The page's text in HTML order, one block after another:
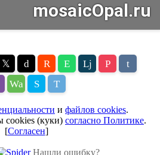
𝕏 d R E Lj P
t
Wa S T
и файлов cookies.
cookies (куки) согласно Политике.
[Согласен]
Нашли ошибку?